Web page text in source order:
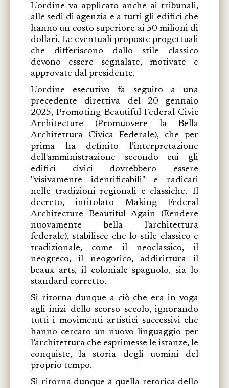
L’ordine va applicato anche ai tribunali,
alle sedi di agenzia e a tutti gli edifici che
hanno un costo superiore ai 50 milioni di
dollari. Le eventuali proposte progettuali
che differiscono dallo stile classico
devono essere segnalate, motivate e
approvate dal presidente.
L’ordine esecutivo fa seguito a una
precedente direttiva del 20 gennaio
2025, Promoting Beautiful Federal Civic
Architecture (Promuovere la Bella
Architettura Civica Federale), che per
prima ha definito l’interpretazione
dell'amministrazione secondo cui gli
edifici civici dovrebbero essere
"visivamente identificabili" e radicati
nelle tradizioni regionali e classiche. Il
decreto, intitolato Making Federal
Architecture Beautiful Again (Rendere
nuovamente bella l'architettura
federale), stabilisce che lo stile classico e
tradizionale, come il neoclassico, il
neogreco, il neogotico, addirittura il
beaux arts, il coloniale spagnolo, sia lo
standard corretto.
Si ritorna dunque a ciò che era in voga
agli inizi dello scorso secolo, ignorando
tutti i movimenti artistici successivi che
hanno cercato un nuovo linguaggio per
l’architettura che esprimesse le istanze, le
conquiste, la storia degli uomini del
proprio tempo.
Si ritorna dunque a quella retorica dello